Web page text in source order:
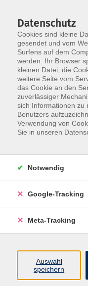
Skip to main content
Der Kurs konnte
Über uns
Datenschutz
Cookies sind kleine
gesendet und vom
Surfens auf dem
werden. Ihr Browser
kleinen Datei, die
weitere Seite vom
das Cookie an den
zuverlässiger
sich Informationen zu
Benutzers
Verwendung von
Sie in unseren
Notwendig
Google-Tracking
Meta-Tracking
Auswahl
speichern